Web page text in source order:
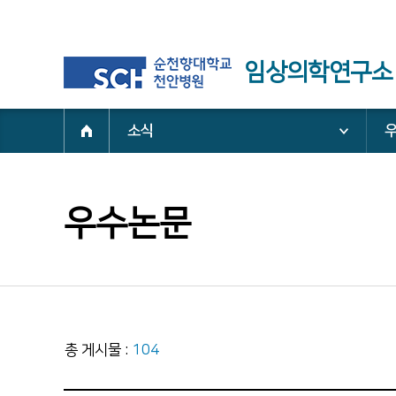
임상의학연구소
소식
우수논문
총 게시물 : 104